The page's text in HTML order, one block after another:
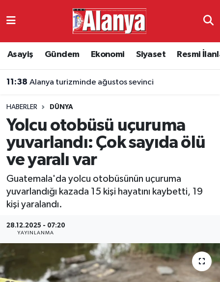
Asayiş Gündem Ekonomi Siyaset Resmi
11:38 Alanya turizminde ağustos sevinci
HABERLER DÜNYA
Yolcu otobüsü uçuruma
yuvarlandı: Çok sayıda ölü
ve yaralı var
Guatemala'da yolcu otobüsünün uçuruma
yuvarlandığı kazada 15 kişi hayatını kaybetti, 19
kişi yaralandı.
28.12.2025 - 07:20
YAYINLANMA
Ekonomi
Resmi İlanlar
Alanyaspor
Turizm
Antalya Namaz Vakitleri
Süper Lig Puan Durumu ve Fikstür
Tüm Manşetler
Son Dakika Haberleri